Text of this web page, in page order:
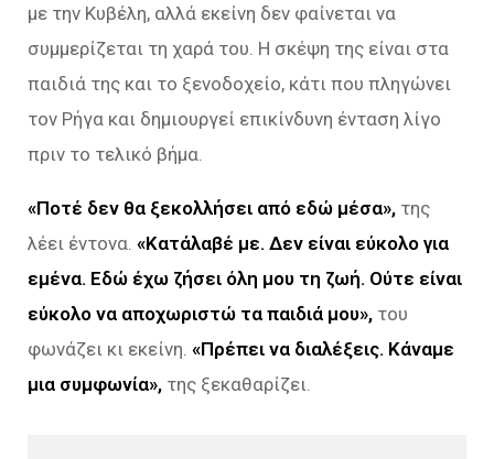
με την Κυβέλη, αλλά εκείνη δεν φαίνεται να
συμμερίζεται τη χαρά του. Η σκέψη της είναι στα
παιδιά της και το ξενοδοχείο, κάτι που πληγώνει
τον Ρήγα και δημιουργεί επικίνδυνη ένταση λίγο
πριν το τελικό βήμα.
«Ποτέ δεν θα ξεκολλήσει από εδώ μέσα», της
λέει έντονα. «Κατάλαβέ με. Δεν είναι εύκολο για
εμένα. Εδώ έχω ζήσει όλη μου τη ζωή. Ούτε είναι
εύκολο να αποχωριστώ τα παιδιά μου», του
φωνάζει κι εκείνη. «Πρέπει να διαλέξεις. Κάναμε
μια συμφωνία», της ξεκαθαρίζει.